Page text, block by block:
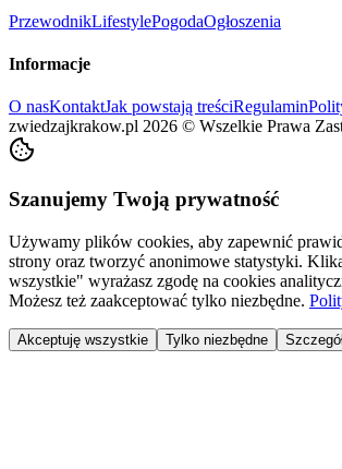
PrzewodnikLifestylePogodaOgłoszenia
Informacje
O nasKontaktJak powstają treściRegulamin
zwiedzajkrakow.pl 2026 © Wszelkie Prawa
Szanujemy Twoją prywatność
Używamy plików cookies, aby zapewnić
strony oraz tworzyć anonimowe statystyki.
wszystkie" wyrażasz zgodę na cookies
Możesz też zaakceptować tylko niezbędne.
Akceptuję wszystkie Tylko niezbędne